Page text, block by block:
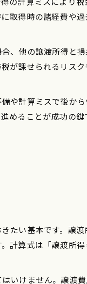
取得時の諸経費や
、他の譲渡所得と
が課せられるリス
や計算ミスで後か
めることが成功の鍵
たい基本です。譲
計算式は「譲渡所
いけません。譲渡